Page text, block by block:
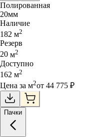
Полированная
20мм
Наличие
182 м2
Резерв
20 м2
Доступно
162 м2
Цена за м2от 44 775 ₽
Пачки